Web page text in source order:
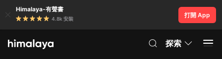
Himalaya-有聲書
4.8k 安裝
打開 App
探索